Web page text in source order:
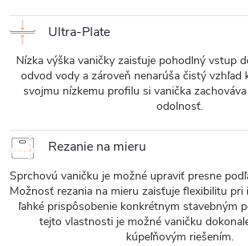
Ultra-Plate
Nízka výška vaničky zaisťuje pohodlný vstup
odvod vody a zároveň nenarúša čistý vzhľad
svojmu nízkemu profilu si vanička
odolnosť.
Rezanie na mieru
Sprchovú vaničku je možné upraviť presne
Možnosť rezania na mieru zaisťuje flexibilitu pri
ľahké prispôsobenie konkrétnym stavebným
tejto vlastnosti je možné vaničku
kúpeľňovým riešením.